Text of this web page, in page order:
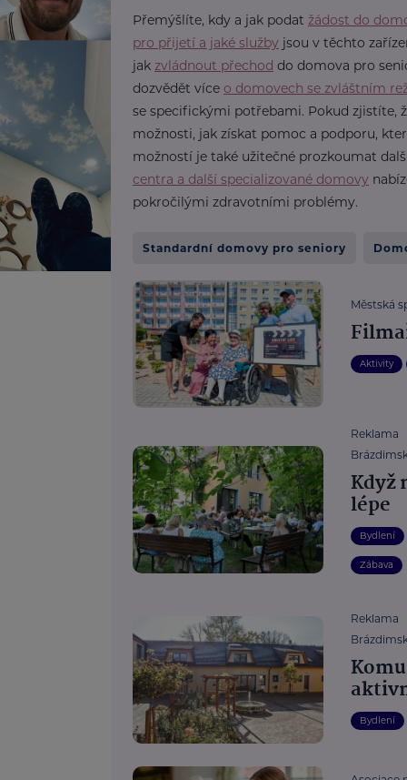
Přemýšlíte, kdy a jak podat žádost do
pro přijetí a jaké služby jsou v těchto
jak zvládnout přechod do domova pro
dozvědět více o domovech se zvláštním
se specifickými potřebami. Pokud zjistíte,
možnosti, jak získat pomoc a podporu,
možností je také užitečné prozkoumat
centra a další specializované domovy
pokročilými zdravotními problémy.
Standardní domovy pro seniory
Městská
Aktivity
Reklama
Když
lépe
Bydlení
Zábava
Reklama
Bydlení